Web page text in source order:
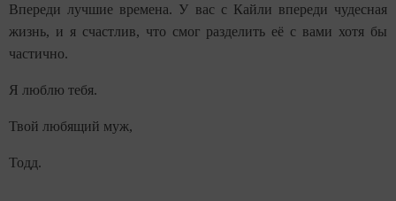
Впереди лучшие времена. У вас с Кайли впереди чудесная
жизнь, и я счастлив, что смог разделить её с вами хотя бы
частично.
Я люблю тебя.
Твой любящий муж,
Тодд.